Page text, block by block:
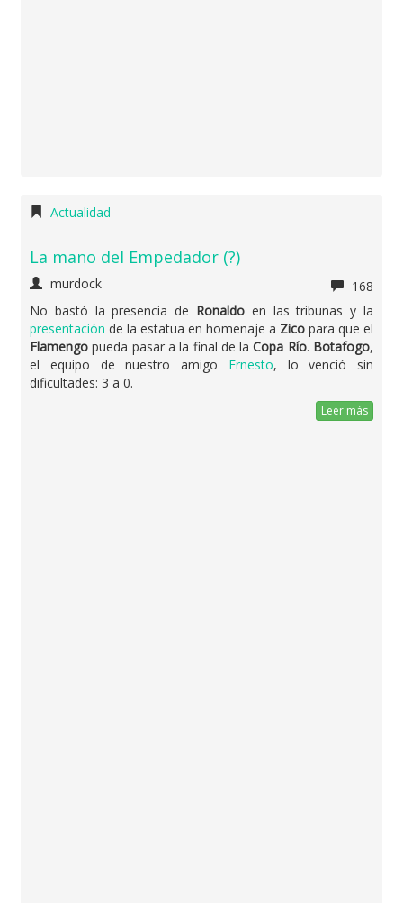
Actualidad
La mano del Empedador (?)
murdock
168
No bastó la presencia de Ronaldo en las tribunas y la
presentación de la estatua en homenaje a Zico para que el
Flamengo pueda pasar a la final de laCopa Río. Botafogo,
el equipo de nuestro amigo Ernesto, lo venció sin
dificultades: 3 a 0.
Leer más